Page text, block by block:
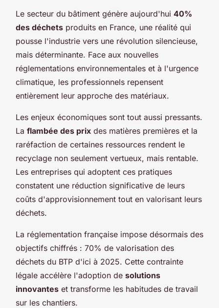
Le secteur du bâtiment génère aujourd'hui 40%
des déchets produits en France, une réalité qui
pousse l'industrie vers une révolution silencieuse,
mais déterminante. Face aux nouvelles
réglementations environnementales et à l'urgence
climatique, les professionnels repensent
entièrement leur approche des matériaux.
Les enjeux économiques sont tout aussi pressants.
La flambée des prix des matières premières et la
raréfaction de certaines ressources rendent le
recyclage non seulement vertueux, mais rentable.
Les entreprises qui adoptent ces pratiques
constatent une réduction significative de leurs
coûts d'approvisionnement tout en valorisant leurs
déchets.
La réglementation française impose désormais des
objectifs chiffrés : 70% de valorisation des
déchets du BTP d'ici à 2025. Cette contrainte
légale accélère l'adoption de solutions
innovantes et transforme les habitudes de travail
sur les chantiers.